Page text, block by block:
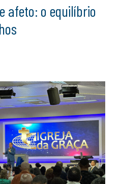
afeto: o equilíbrio